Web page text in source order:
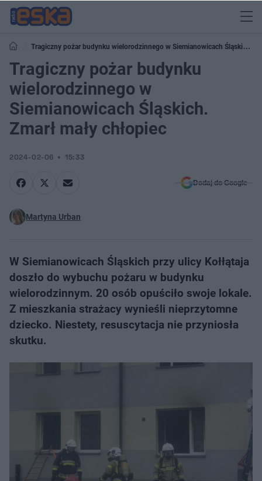
Tragiczny pożar budynku wielorodzinnego w Siemianowicach Śląskich.
Zmarł mały chłopiec
Tragiczny pożar budynku
wielorodzinnego w
Siemianowicach Śląskich.
Zmarł mały chłopiec
2024-02-06 15:33
Dodaj do Google
Martyna Urban
W Siemianowicach Śląskich przy ulicy Kołłątaja
doszło do wybuchu pożaru w budynku
wielorodzinnym. 20 osób opuściło swoje lokale.
Z mieszkania strażacy wynieśli nieprzytomne
dziecko. Niestety, resuscytacja nie przyniosła
skutku.